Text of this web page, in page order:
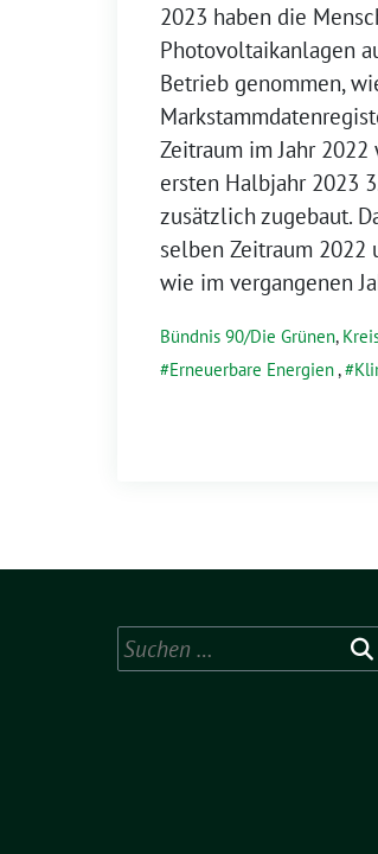
2023 haben die
Photovoltaikanlagen
Betrieb genommen,
Zeitraum im Jahr
ersten Halbjahr 2023
zusätzlich zugebaut.
selben Zeitraum 2022
wie im vergangenen
Bündnis 90/Die Grünen,
Erneuerbare Energien,
Suchen
nach: